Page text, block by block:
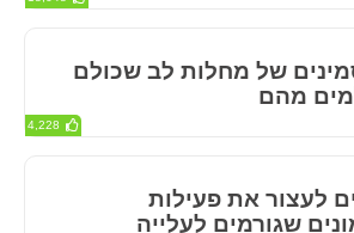
של מחלות לב שכולם
מהם
4,228
לעצור את פעילות
שגורמים לעלייה